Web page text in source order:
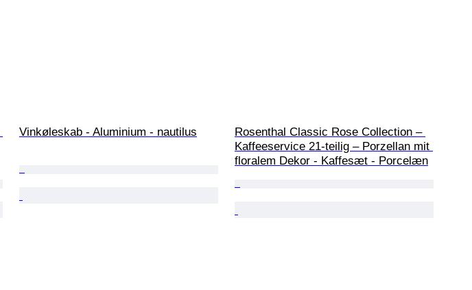
Vinkøleskab - Aluminium - nautilus
Rosenthal Classic Rose Collection –
Kaffeeservice 21-teilig – Porzellan mit
floralem Dekor - Kaffesæt - Porcelæn